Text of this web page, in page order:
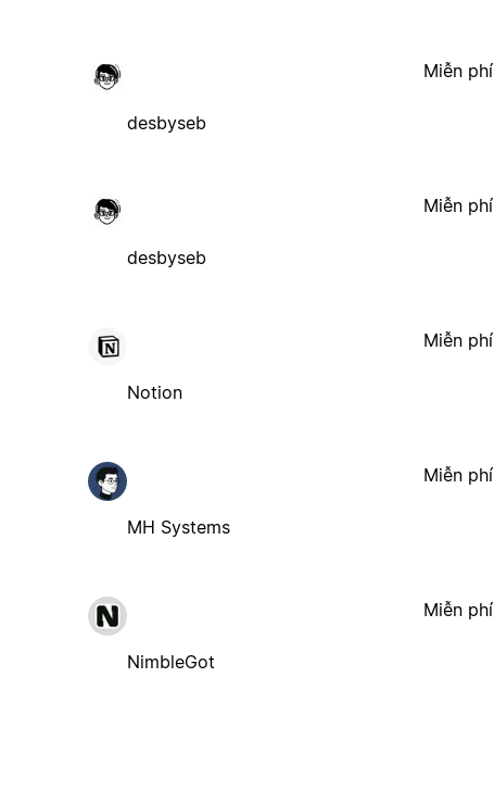
desbyseb
Miễn phí
desbyseb
Miễn phí
Notion
Miễn phí
MH Systems
Miễn phí
NimbleGot
Miễn phí